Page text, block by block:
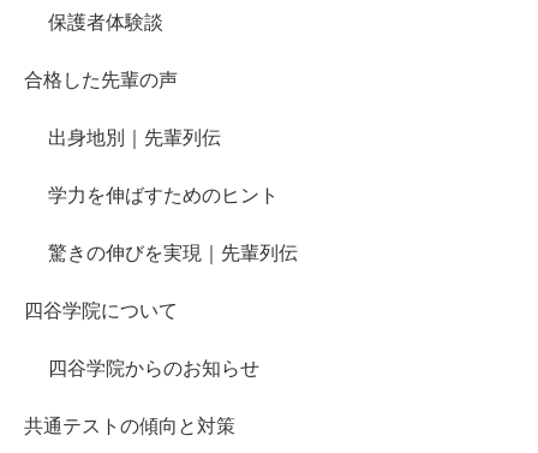
保護者体験談
合格した先輩の声
出身地別｜先輩列伝
学力を伸ばすためのヒント
驚きの伸びを実現｜先輩列伝
四谷学院について
四谷学院からのお知らせ
共通テストの傾向と対策